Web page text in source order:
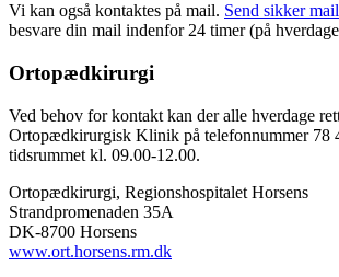
Vi kan også kontaktes på mail. Send sikker
besvare din mail indenfor 24 timer (på
Ortopædkirurgi
Ved behov for kontakt kan der alle hverdage
Ortopædkirurgisk Klinik på telefonnummer 78
tidsrummet kl. 09.00-12.00.
Ortopædkirurgi, Regionshospitalet Horsens
Strandpromenaden 35A
DK-8700 Horsens
www.ort.horsens.rm.dk